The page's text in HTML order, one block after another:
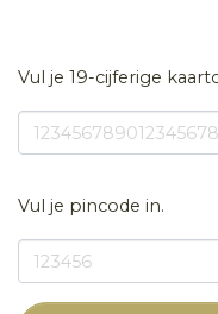
Vul je 19-cijferige
Vul je pincode in.